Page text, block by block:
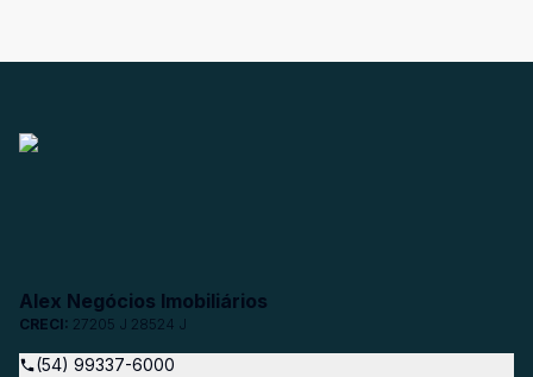
Alex Negócios Imobiliários
CRECI: 27205 J 28524 J
(54) 99337-6000